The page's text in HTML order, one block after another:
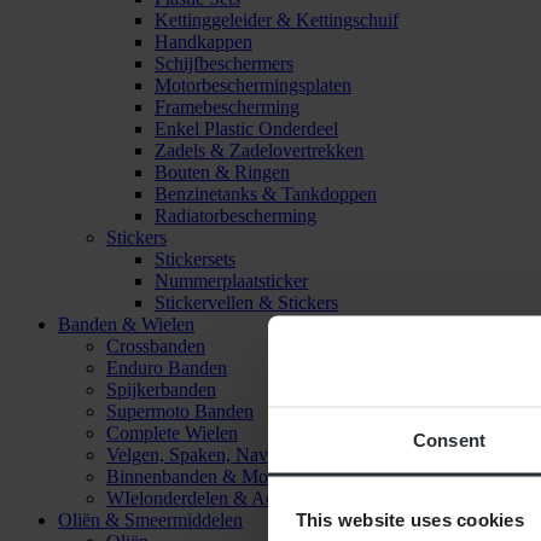
Consent
This website uses cookies
Kettinggeleider & Kettingschuif
Handkappen
Schijfbeschermers
Motorbeschermingsplaten
Framebescherming
Enkel Plastic Onderdeel
Zadels & Zadelovertrekken
Bouten & Ringen
Benzinetanks & Tankdoppen
Radiatorbescherming
Stickers
Stickersets
Nummerplaatsticker
Stickervellen & Stickers
Banden & Wielen
Crossbanden
Enduro Banden
Spijkerbanden
Supermoto Banden
Complete Wielen
Velgen, Spaken, Naven & Lagers
Binnenbanden & Mousses
WIelonderdelen & Accessoires
Oliën & Smeermiddelen